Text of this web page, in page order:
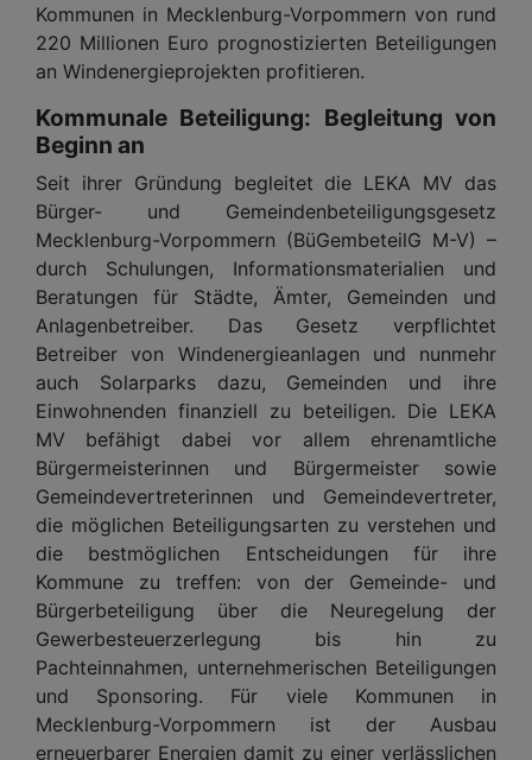
Kommunen in Mecklenburg-Vorpommern von rund
220 Millionen Euro prognostizierten Beteiligungen
an Windenergieprojekten profitieren.
Kommunale Beteiligung: Begleitung von
Beginn an
Seit ihrer Gründung begleitet die LEKA MV das
Bürger- und Gemeindenbeteiligungsgesetz
Mecklenburg-Vorpommern (BüGembeteilG M-V) –
durch Schulungen, Informationsmaterialien und
Beratungen für Städte, Ämter, Gemeinden und
Anlagenbetreiber. Das Gesetz verpflichtet
Betreiber von Windenergieanlagen und nunmehr
auch Solarparks dazu, Gemeinden und ihre
Einwohnenden finanziell zu beteiligen. Die LEKA
MV befähigt dabei vor allem ehrenamtliche
Bürgermeisterinnen und Bürgermeister sowie
Gemeindevertreterinnen und Gemeindevertreter,
die möglichen Beteiligungsarten zu verstehen und
die bestmöglichen Entscheidungen für ihre
Kommune zu treffen: von der Gemeinde- und
Bürgerbeteiligung über die Neuregelung der
Gewerbesteuerzerlegung bis hin zu
Pachteinnahmen, unternehmerischen Beteiligungen
und Sponsoring. Für viele Kommunen in
Mecklenburg-Vorpommern ist der Ausbau
erneuerbarer Energien damit zu einer verlässlichen